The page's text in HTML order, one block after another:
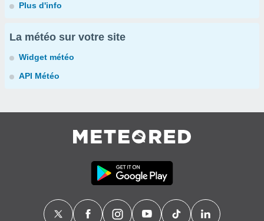
Plus d'info
La météo sur votre site
Widget météo
API Météo